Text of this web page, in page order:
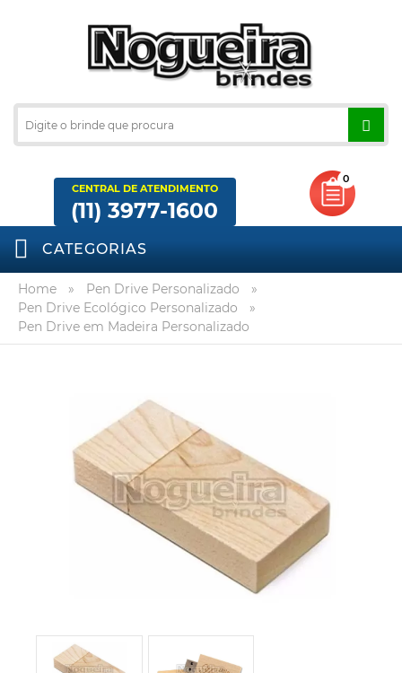
CENTRAL DE ATENDIMENTO
(11) 3977-1600
0
CATEGORIAS
Home » Pen Drive Personalizado
»
Pen Drive Ecológico Personalizado
»
Pen Drive em Madeira Personalizado